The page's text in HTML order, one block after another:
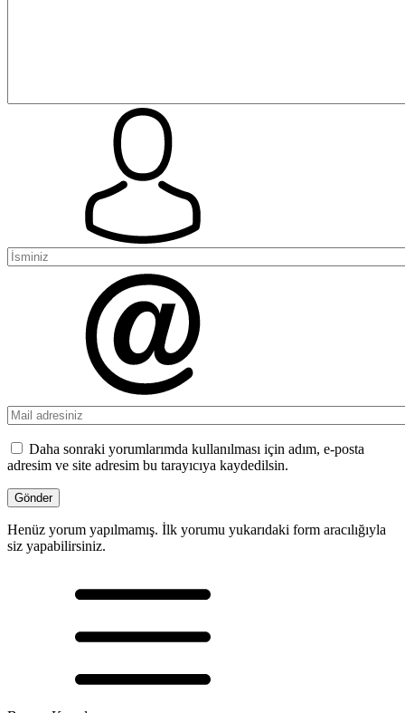
Daha sonraki yorumlarımda kullanılması için adım, e-posta
adresim ve site adresim bu tarayıcıya kaydedilsin.
Henüz yorum yapılmamış. İlk yorumu yukarıdaki form aracılığıyla
siz yapabilirsiniz.